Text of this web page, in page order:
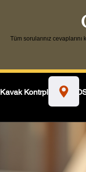
Tüm sorularınız
Kavak Kontrplak